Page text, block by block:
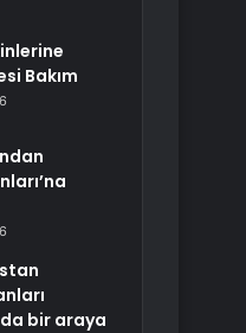
Bakım
bir araya